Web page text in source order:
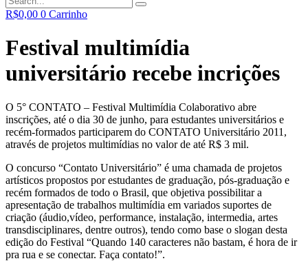
R$0,00 0 Carrinho
Festival multimídia
universitário recebe incrições
O 5° CONTATO – Festival Multimídia Colaborativo abre
inscrições, até o dia 30 de junho, para estudantes universitários e
recém-formados participarem do CONTATO Universitário 2011,
através de projetos multimídias no valor de até R$ 3 mil.
O concurso “Contato Universitário” é uma chamada de projetos
artísticos propostos por estudantes de graduação, pós-graduação e
recém formados de todo o Brasil, que objetiva possibilitar a
apresentação de trabalhos multimídia em variados suportes de
criação (áudio,vídeo, performance, instalação, intermedia, artes
transdisciplinares, dentre outros), tendo como base o slogan desta
edição do Festival “Quando 140 caracteres não bastam, é hora de ir
pra rua e se conectar. Faça contato!”.